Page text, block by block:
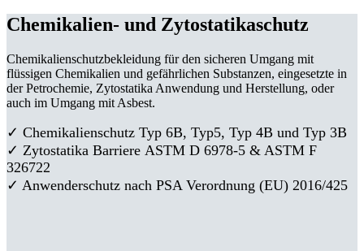
Chemikalien- und Zytostatikaschutz
Chemikalienschutzbekleidung für den sicheren Umgang mit
flüssigen Chemikalien und gefährlichen Substanzen, eingesetzte in
der Petrochemie, Zytostatika Anwendung und Herstellung, oder
auch im Umgang mit Asbest.
✓ Chemikalienschutz Typ 6B, Typ5, Typ 4B und Typ 3B
✓ Zytostatika Barriere ASTM D 6978-5 & ASTM F
326722
✓ Anwenderschutz nach PSA Verordnung (EU) 2016/425